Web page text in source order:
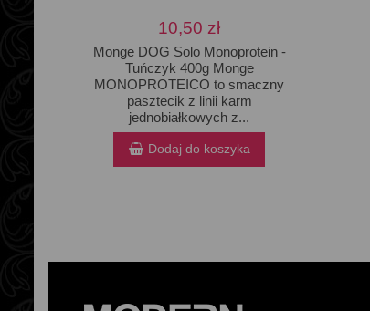
10,50 zł
Monge DOG Solo Monoprotein -
Tuńczyk 400g Monge
MONOPROTEICO to smaczny
pasztecik z linii karm
jednobiałkowych z...
Dodaj do koszyka